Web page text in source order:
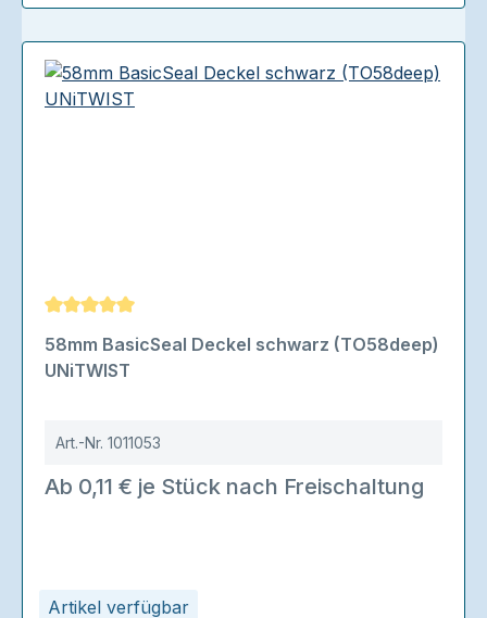
Artikel verfügbar
Durchschnittliche Bewertung von 5 von 5 Sternen
58mm BasicSeal Deckel schwarz (TO58deep)
UNiTWIST
Art.-Nr. 1011053
Ab 0,11 € je Stück nach Freischaltung